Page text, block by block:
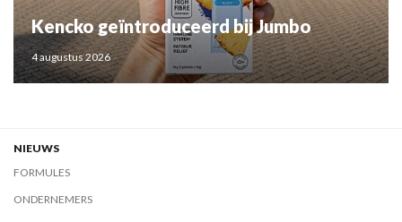
Kencko geïntroduceerd bij Jumbo
4 augustus 2026
NIEUWS
FORMULES
ONDERNEMERS